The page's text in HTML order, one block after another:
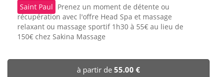
💅 Beauté
🎯 Loisirs
🏨 Hôtels
Saint Paul Prenez un moment de détente ou
récupération avec l'offre Head Spa et massage
relaxant ou massage sportif 1h30 à 55€ au lieu de
150€ chez Sakina Massage
à partir de 55.00 €